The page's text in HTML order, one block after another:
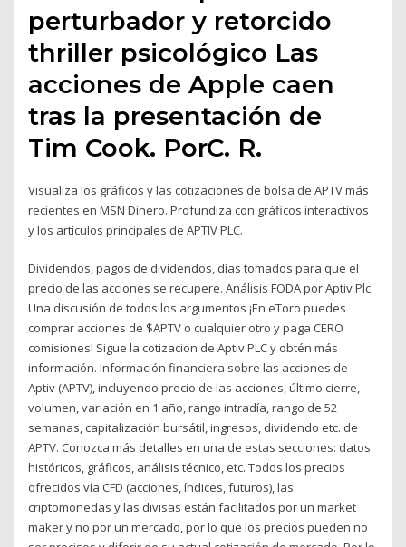
perturbador y retorcido
thriller psicológico Las
acciones de Apple caen
tras la presentación de
Tim Cook. PorC. R.
Visualiza los gráficos y las cotizaciones de bolsa de APTV más
recientes en MSN Dinero. Profundiza con gráficos interactivos
y los artículos principales de APTIV PLC.
Dividendos, pagos de dividendos, días tomados para que el
precio de las acciones se recupere. Análisis FODA por Aptiv Plc.
Una discusión de todos los argumentos ¡En eToro puedes
comprar acciones de $APTV o cualquier otro y paga CERO
comisiones! Sigue la cotizacion de Aptiv PLC y obtén más
información. Información financiera sobre las acciones de
Aptiv (APTV), incluyendo precio de las acciones, último cierre,
volumen, variación en 1 año, rango intradía, rango de 52
semanas, capitalización bursátil, ingresos, dividendo etc. de
APTV. Conozca más detalles en una de estas secciones: datos
históricos, gráficos, análisis técnico, etc. Todos los precios
ofrecidos vía CFD (acciones, índices, futuros), las
criptomonedas y las divisas están facilitados por un market
maker y no por un mercado, por lo que los precios pueden no